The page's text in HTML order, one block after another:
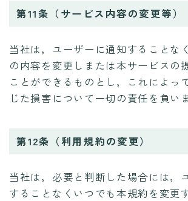
第11条（サービス内容の変更等）
当社は，ユーザーに通知することな
の内容を変更しまたは本サービスの
ことができるものとし，これによっ
じた損害について一切の責任を負い
第12条（利用規約の変更）
当社は，必要と判断した場合には，
することなくいつでも本規約を変更